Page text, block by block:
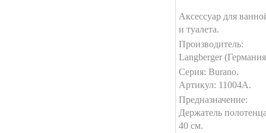
Аксессуар для
и туалета.
Производитель:
Langberger
Серия: Burano.
Артикул: 11004A.
Предназначение:
Держатель
40 см.